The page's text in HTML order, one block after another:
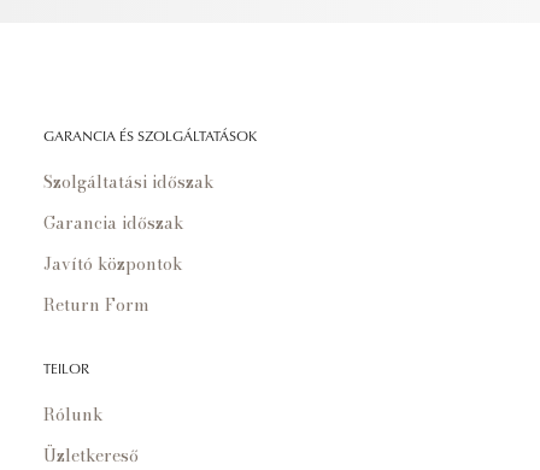
GARANCIA ÉS SZOLGÁLTATÁSOK
Szolgáltatási időszak
Garancia időszak
Javító központok
Return Form
TEILOR
Rólunk
Üzletkereső